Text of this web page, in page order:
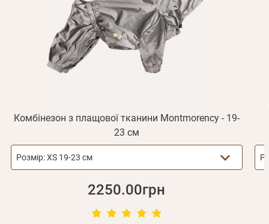
Комбінезон з плащової тканини Montmorency - 19-
23 см
Розмір:XS 19-23 см
2250.00грн
Відправити
Реєстрація
або з допомогою
Отримувати повідомлення про новинки, знижки, акції
Зареєструватися
Відправити
Згадали пароль?
Не прийшов лист?Повторити відправку
обліковий запис не підтверджена